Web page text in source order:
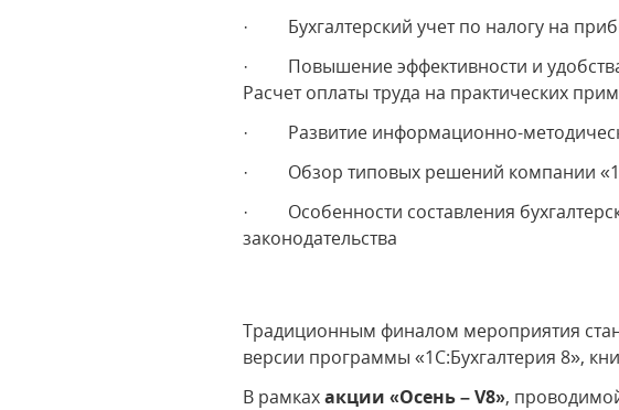
· Бухгалтерский учет по налогу на
· Повышение эффективности и
Расчет оплаты труда на практических
· Развитие информационно-
· Обзор типовых решений компании
· Особенности составления
законодательства
Традиционным финалом мероприятия
версии программы «1С:Бухгалтерия 8»,
В рамкахакции «Осень – V8»,